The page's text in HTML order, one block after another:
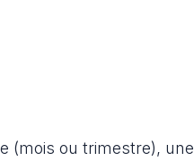
(mois ou trimestre), une